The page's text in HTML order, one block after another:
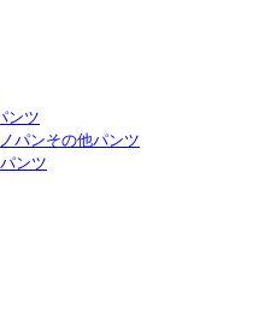
ンツ
パンその他パンツ
ンツ